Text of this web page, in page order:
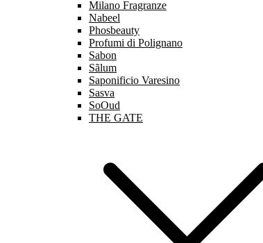
Milano Fragranze
Nabeel
Phosbeauty
Profumi di Polignano
Sabon
Sãlum
Saponificio Varesino
Sasva
SoOud
THE GATE